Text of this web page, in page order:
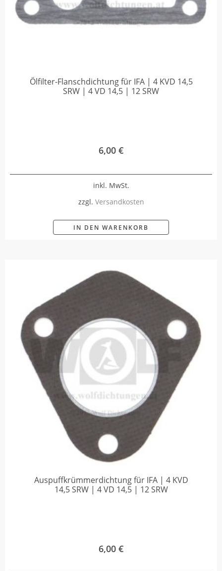
Ölfilter-Flanschdichtung für IFA | 4 KVD 14,5
SRW | 4 VD 14,5 | 12 SRW
6,00 €
inkl. MwSt.
zzgl. Versandkosten
IN DEN WARENKORB
Auspuffkrümmerdichtung für IFA | 4 KVD
14,5 SRW | 4 VD 14,5 | 12 SRW
6,00 €